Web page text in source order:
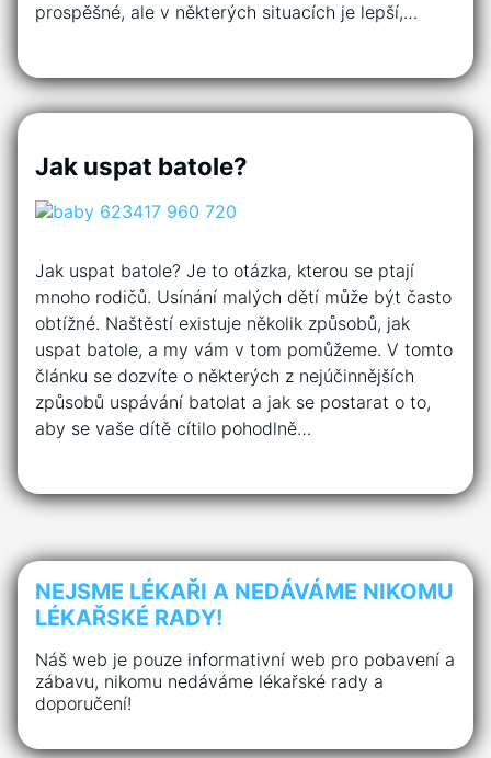
prospěšné, ale v některých situacích je lepší,…
Jak uspat batole?
Jak uspat batole? Je to otázka, kterou se ptají
mnoho rodičů. Usínání malých dětí může být často
obtížné. Naštěstí existuje několik způsobů, jak
uspat batole, a my vám v tom pomůžeme. V tomto
článku se dozvíte o některých z nejúčinnějších
způsobů uspávání batolat a jak se postarat o to,
aby se vaše dítě cítilo pohodlně…
NEJSME LÉKAŘI A NEDÁVÁME NIKOMU
LÉKAŘSKÉ RADY!
Náš web je pouze informativní web pro pobavení a
zábavu, nikomu nedáváme lékařské rady a
doporučení!